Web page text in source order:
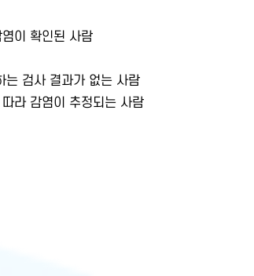
이 확인된 사람
는 검사 결과가 없는 사람
따라 감염이 추정되는 사람